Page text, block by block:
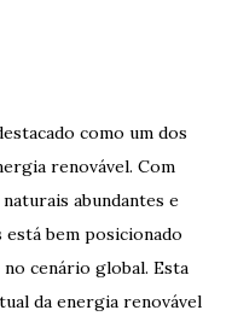
como um dos
renovável. Com
abundantes e
bem posicionado
cenário global. Esta
da energia renovável